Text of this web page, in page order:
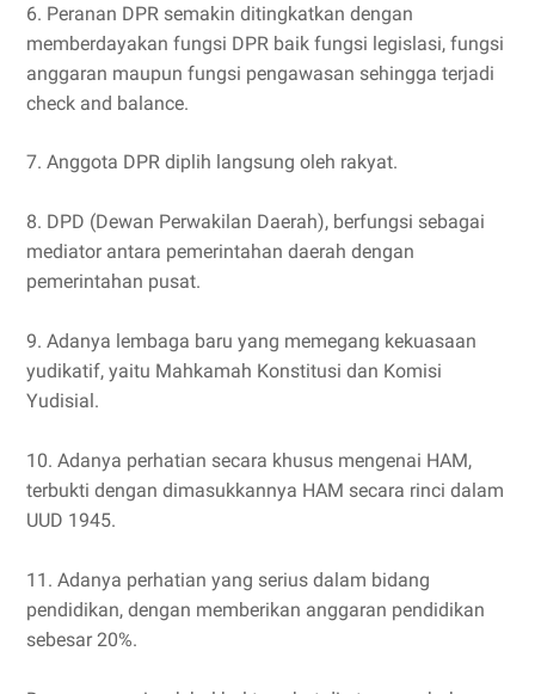
6. Peranan DPR semakin ditingkatkan dengan
memberdayakan fungsi DPR baik fungsi legislasi, fungsi
anggaran maupun fungsi pengawasan sehingga terjadi
check and balance.
7. Anggota DPR diplih langsung oleh rakyat.
8. DPD (Dewan Perwakilan Daerah), berfungsi sebagai
mediator antara pemerintahan daerah dengan
pemerintahan pusat.
9. Adanya lembaga baru yang memegang kekuasaan
yudikatif, yaitu Mahkamah Konstitusi dan Komisi
Yudisial.
10. Adanya perhatian secara khusus mengenai HAM,
terbukti dengan dimasukkannya HAM secara rinci dalam
UUD 1945.
11. Adanya perhatian yang serius dalam bidang
pendidikan, dengan memberikan anggaran pendidikan
sebesar 20%.